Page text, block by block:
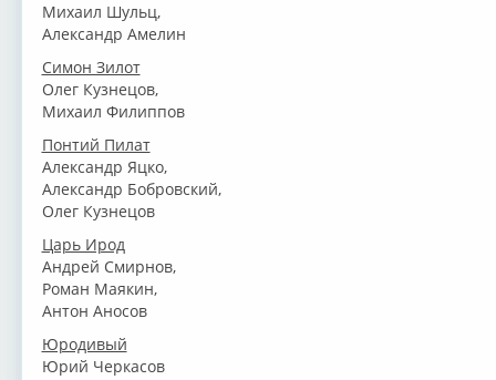
Михаил Шульц,
Александр Амелин
Симон Зилот
Олег Кузнецов,
Михаил Филиппов
Понтий Пилат
Александр Яцко,
Александр Бобровский,
Олег Кузнецов
Царь Ирод
Андрей Смирнов,
Роман Маякин,
Антон Аносов
Юродивый
Юрий Черкасов